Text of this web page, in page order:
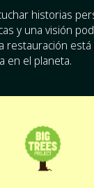
historias
y una visión
restauración
en el planeta.